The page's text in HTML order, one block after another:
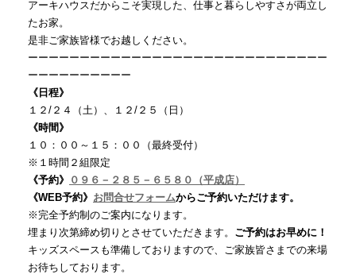
アーキハウスだからこそ実現した、仕事と暮らしやすさが両立し
たお家。
是非ご家族皆様でお越しください。
ーーーーーーーーーーーーーーーーーーーーーーーーーーーーー
ーーーーーーーーーー
《日程》
１２/２４（土）、１２/２５（日）
《時間》
１０：００～１５：００（最終受付）
※１時間２組限定
《予約》
０９６－２８５－６５８０（平成店）
《WEB予約》 お問合せフォームからご予約いただけます。
※完全予約制のご案内になります。
埋まり次第締め切りとさせていただきます。 ご予約はお早めに！
キッズスペースも準備しておりますので、ご家族皆さまでの来場
お待ちしております。